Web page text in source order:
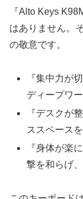
『Alto Keys
はありません。
の敬意です。
『集中力が
ディープワ
『デスクが
ススペース
『身体が楽
撃を和らげ